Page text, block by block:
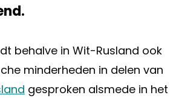
behalve in Wit-Rusland ook
minderheden in delen van
gesproken alsmede in het